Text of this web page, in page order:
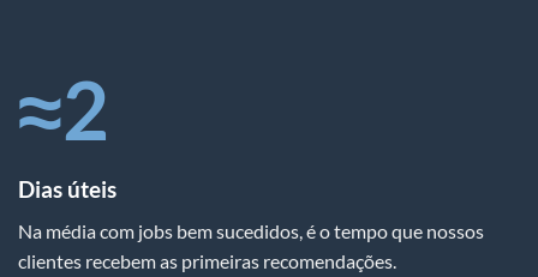
≈2
Dias úteis
Na média com jobs bem sucedidos, é o tempo que nossos
clientes recebem as primeiras recomendações.